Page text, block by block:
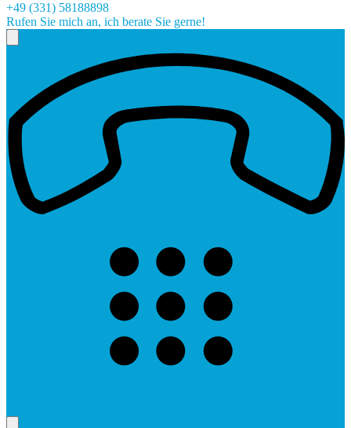
+49 (331) 58188898
Rufen Sie mich an, ich berate Sie gerne!